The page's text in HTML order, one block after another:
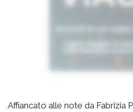
Affiancato alle note da Fabrizia